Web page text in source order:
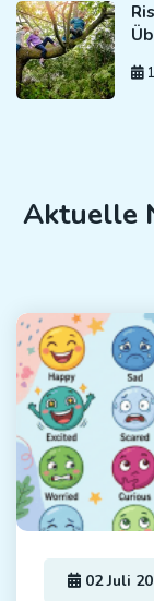
Aktuelle
02 Juli